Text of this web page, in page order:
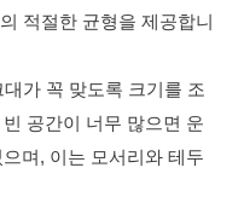
적절한 균형을 제공합니
가 꼭 맞도록 크기를 조
공간이 너무 많으면 운
며, 이는 모서리와 테두